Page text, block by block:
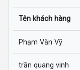
Tên khách hàng
Phạm Văn Vỹ
trần quang vinh